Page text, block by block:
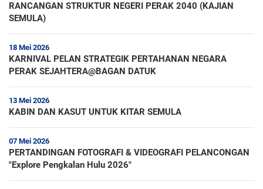
RANCANGAN STRUKTUR NEGERI PERAK 2040 (KAJIAN
SEMULA)
18 Mei 2026
KARNIVAL PELAN STRATEGIK PERTAHANAN NEGARA
PERAK SEJAHTERA@BAGAN DATUK
13 Mei 2026
KABIN DAN KASUT UNTUK KITAR SEMULA
07 Mei 2026
PERTANDINGAN FOTOGRAFI & VIDEOGRAFI PELANCONGAN
"Explore Pengkalan Hulu 2026"